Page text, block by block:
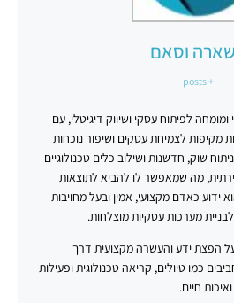
וסאם
+ posts
לפיתוח עסקי ושיווק דיגיטלי, עם
מקיפות לצמיחת עסקים ושיפור נוכחות
שוק, חדשנות ושילוב כלים טכנולוגיים
מה שמאפשר לו להביא לתוצאות
ידוע כאדם מקצועי, אמין ובעל מחויבות
מערכות עסקיות מוצלחות.
הפצת ידע והעשרה מקצועית דרך
כמו טיולים, קריאה טכנולוגית ופעילות
חיים.